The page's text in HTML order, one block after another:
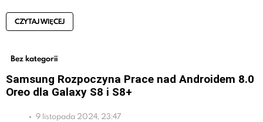
CZYTAJ WIĘCEJ
Bez kategorii
Samsung Rozpoczyna Prace nad Androidem 8.0
Oreo dla Galaxy S8 i S8+
9 listopada 2024, 23:47